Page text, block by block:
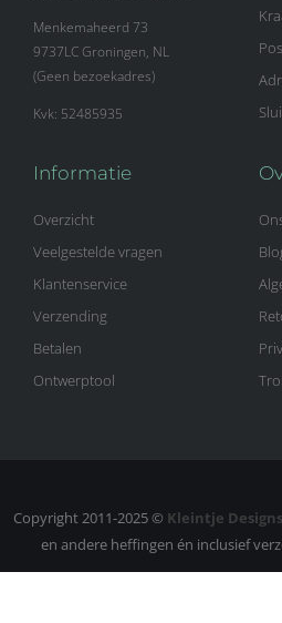
Menkemaheerd 73
9737LC Groningen, NL
(Geen bezoekadres)
Kvk: 52485935
Informatie
Overzicht
Veelgestelde vragen
Klantenservice
Verzending
Betalen
Ontwerptool
Copyright 2011-2025 © Kleintje Designs
en andere heffingen én inclusief